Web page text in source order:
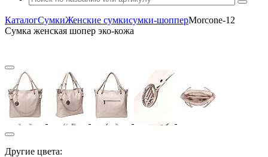
КаталогСумкиЖенские сумкисумки-шопперMorcone-12
Сумка женская шопер эко-кожа
Другие цвета: